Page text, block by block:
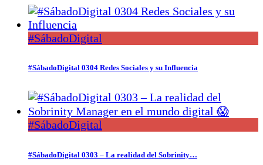
#SábadoDigital
#SábadoDigital 0304 Redes Sociales y su Influencia
#SábadoDigital
#SábadoDigital 0303 – La realidad del Sobrinity…